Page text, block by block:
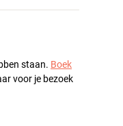
staan. Boek
voor je bezoek